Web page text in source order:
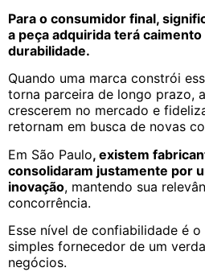
Para o consumidor final,
a peça adquirida terá
durabilidade.
Quando uma marca constrói
torna parceira de longo prazo,
crescerem no mercado e
retornam em busca de novas
Em São Paulo, existem
consolidaram justamente por
inovação, mantendo sua
concorrência.
Esse nível de confiabilidade é
simples fornecedor de um
negócios.